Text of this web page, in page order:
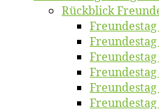
Rück­blick
Freun­des­tag
Freun­des­tag
Freun­des­tag